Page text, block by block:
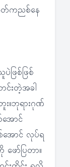
တ်ကညစ်နေ
ြစ်ဖြစ်
င်းတဲ့အခါ
။ဘုရားဂုဏ်
ောင်
အောင် လုပ်ရ
ော်ပြတာ။